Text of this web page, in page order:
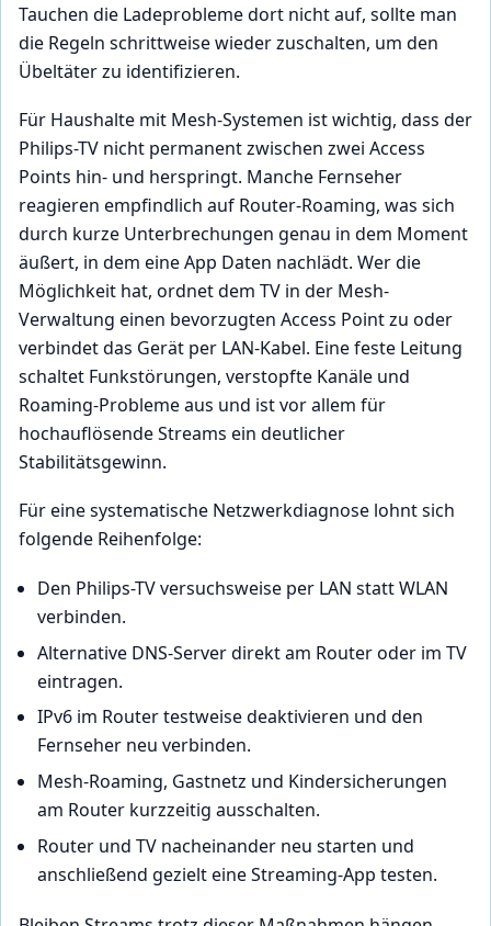
Tauchen die Ladeprobleme dort nicht auf, sollte man
die Regeln schrittweise wieder zuschalten, um den
Übeltäter zu identifizieren.
Für Haushalte mit Mesh-Systemen ist wichtig, dass der
Philips-TV nicht permanent zwischen zwei Access
Points hin- und herspringt. Manche Fernseher
reagieren empfindlich auf Router-Roaming, was sich
durch kurze Unterbrechungen genau in dem Moment
äußert, in dem eine App Daten nachlädt. Wer die
Möglichkeit hat, ordnet dem TV in der Mesh-
Verwaltung einen bevorzugten Access Point zu oder
verbindet das Gerät per LAN-Kabel. Eine feste Leitung
schaltet Funkstörungen, verstopfte Kanäle und
Roaming-Probleme aus und ist vor allem für
hochauflösende Streams ein deutlicher
Stabilitätsgewinn.
Für eine systematische Netzwerkdiagnose lohnt sich
folgende Reihenfolge:
Den Philips-TV versuchsweise per LAN statt WLAN
verbinden.
Alternative DNS-Server direkt am Router oder im TV
eintragen.
IPv6 im Router testweise deaktivieren und den
Fernseher neu verbinden.
Mesh-Roaming, Gastnetz und Kindersicherungen
am Router kurzzeitig ausschalten.
Router und TV nacheinander neu starten und
anschließend gezielt eine Streaming-App testen.